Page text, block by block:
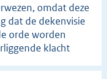
omdat deze
dat de dekenvisie
orde worden
klacht